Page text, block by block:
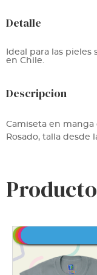
Detalle
Ideal para las pieles
en Chile.
Descripcion
Camiseta en manga
Rosado, talla desde